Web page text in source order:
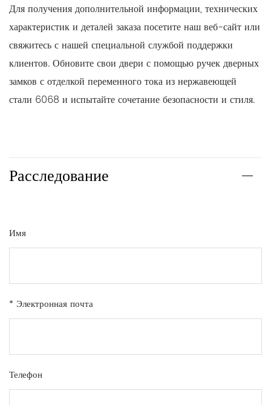
Для получения дополнительной информации, технических
характеристик и деталей заказа посетите наш веб-сайт или
свяжитесь с нашей специальной службой поддержки
клиентов. Обновите свои двери с помощью ручек дверных
замков с отделкой переменного тока из нержавеющей
стали 6068 и испытайте сочетание безопасности и стиля.
Расследование
Имя
* Электронная почта
Телефон